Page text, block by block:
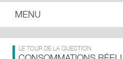
MENU
LE TOUR DE LA QUESTION